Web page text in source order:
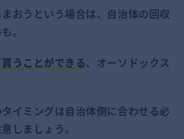
おうという場合は、自治体の回収
。
うことができる、オーソドックス
イミングは自治体側に合わせる必
しましょう。